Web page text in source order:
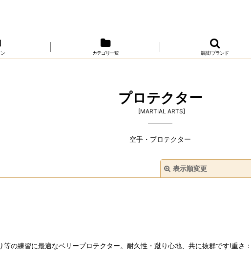
カテゴリ一覧 競技/ブランド
プロテクター
[MARTIAL ARTS]
空手・プロテクター
表示順変更
等の練習に最適なベリープロテクター。耐久性・蹴り心地、共に抜群です!